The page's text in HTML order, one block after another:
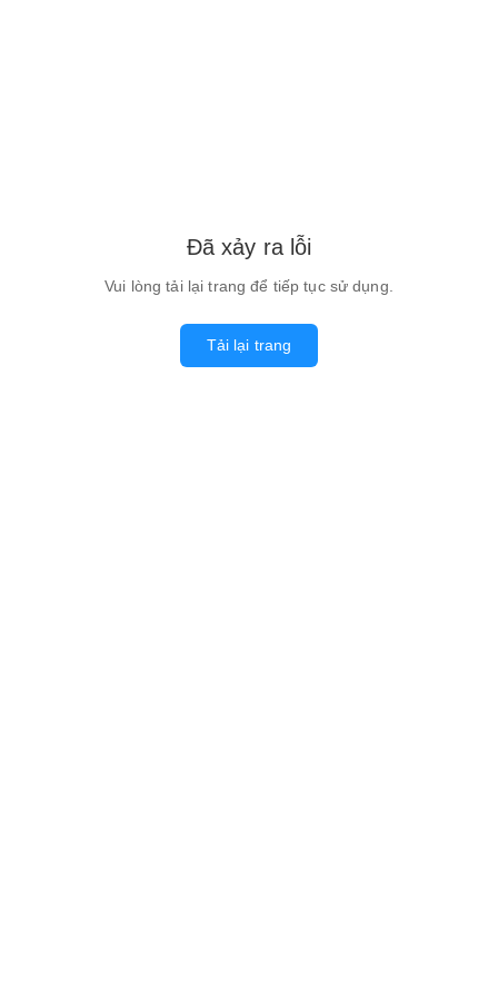
Đã xảy ra lỗi
Vui lòng tải lại trang để tiếp tục sử dụng.
Tải lại trang